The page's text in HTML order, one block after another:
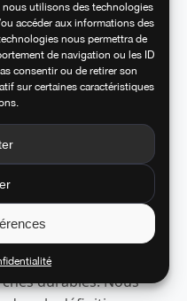
nous utilisons des technologies
accéder aux informations des
nous permettra de
de navigation ou les ID
consentir ou de retirer son
sur certaines caractéristiques
RSE
intègre la
programmes
éco-
marques
durables. Nous